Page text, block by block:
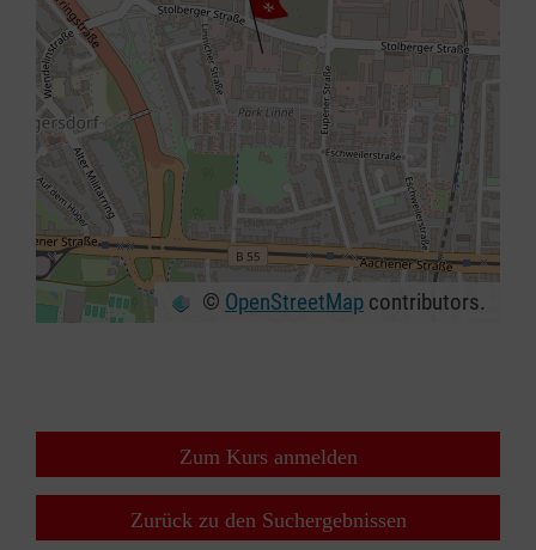
© OpenStreetMap contributors.
Zum Kurs anmelden
Zurück zu den Suchergebnissen